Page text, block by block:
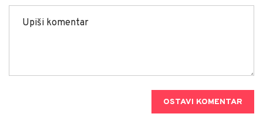
OSTAVI KOMENTAR